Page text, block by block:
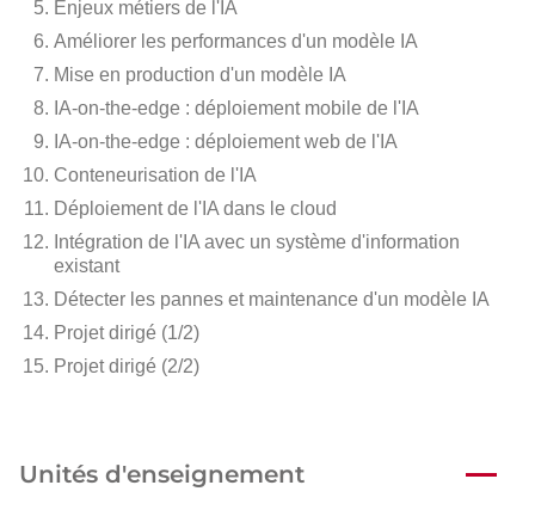
Enjeux métiers de l'IA
Améliorer les performances d'un modèle IA
Mise en production d'un modèle IA
IA-on-the-edge : déploiement mobile de l'IA
IA-on-the-edge : déploiement web de l'IA
Conteneurisation de l'IA
Déploiement de l'IA dans le cloud
Intégration de l'IA avec un système d'information
existant
Détecter les pannes et maintenance d'un modèle IA
Projet dirigé (1/2)
Projet dirigé (2/2)
Unités d'enseignement